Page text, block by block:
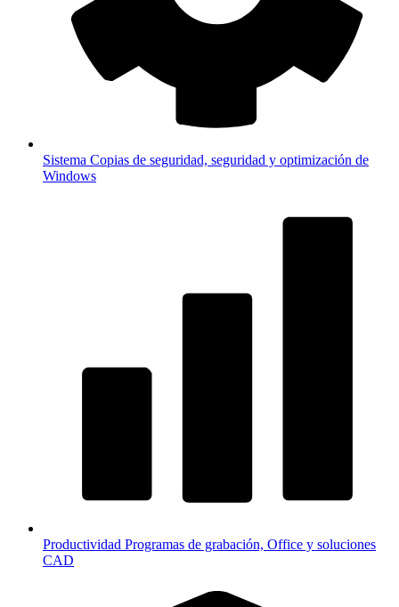
Sistema Copias de seguridad, seguridad y optimización de
Windows
Productividad Programas de grabación, Office y soluciones
CAD